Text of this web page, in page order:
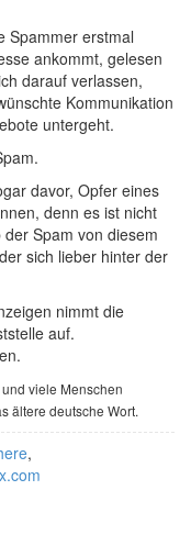
Spammer erstmal
ankommt, gelesen
darauf verlassen,
Kommunikation
untergeht.
davor, Opfer eines
denn es ist nicht
Spam von diesem
sich lieber hinter der
nimmt die
auf.
viele Menschen
ältere deutsche Wort.
,